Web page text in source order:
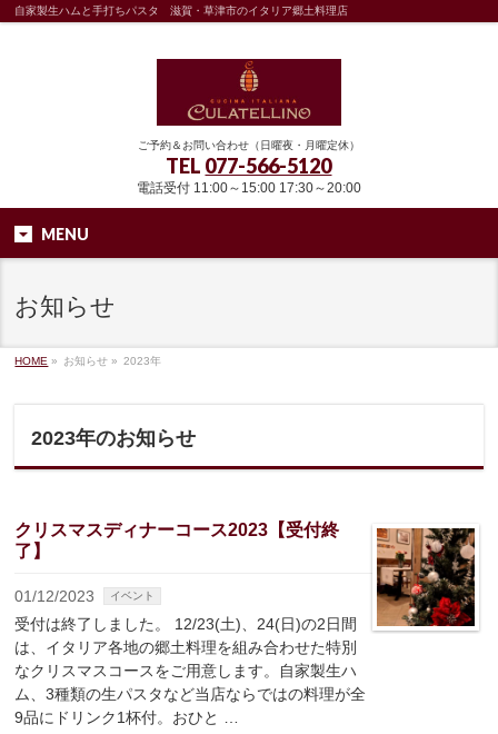
自家製生ハムと手打ちパスタ 滋賀・草津市のイタリア郷土料理店
ご予約＆お問い合わせ（日曜夜・月曜定休）
TEL 077-566-5120
電話受付 11:00～15:00 17:30～20:00
MENU
お知らせ
HOME » お知らせ » 2023年
2023年のお知らせ
クリスマスディナーコース2023【受付終
了】
01/12/2023 イベント
受付は終了しました。 12/23(土)、24(日)の2日間
は、イタリア各地の郷土料理を組み合わせた特別
なクリスマスコースをご用意します。自家製生ハ
ム、3種類の生パスタなど当店ならではの料理が全
9品にドリンク1杯付。おひと …